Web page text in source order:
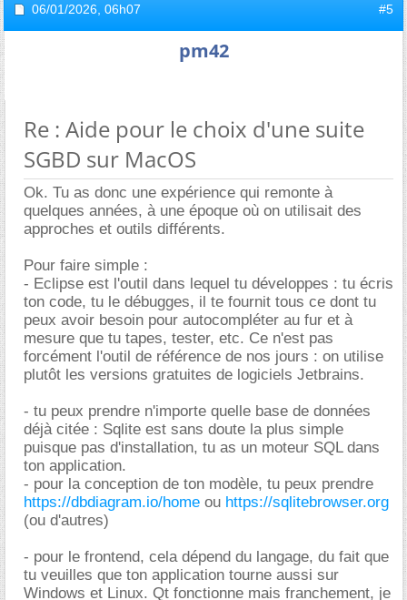
06/01/2026, 06h07 #5
pm42
Re : Aide pour le choix d'une suite
SGBD sur MacOS
Ok. Tu as donc une expérience qui remonte à
quelques années, à une époque où on utilisait des
approches et outils différents.
Pour faire simple :
- Eclipse est l'outil dans lequel tu développes : tu écris
ton code, tu le débugges, il te fournit tous ce dont tu
peux avoir besoin pour autocompléter au fur et à
mesure que tu tapes, tester, etc. Ce n'est pas
forcément l'outil de référence de nos jours : on utilise
plutôt les versions gratuites de logiciels Jetbrains.
- tu peux prendre n'importe quelle base de données
déjà citée : Sqlite est sans doute la plus simple
puisque pas d'installation, tu as un moteur SQL dans
ton application.
- pour la conception de ton modèle, tu peux prendre
https://dbdiagram.io/home ou https://sqlitebrowser.org
(ou d'autres)
- pour le frontend, cela dépend du langage, du fait que
tu veuilles que ton application tourne aussi sur
Windows et Linux. Qt fonctionne mais franchement, je